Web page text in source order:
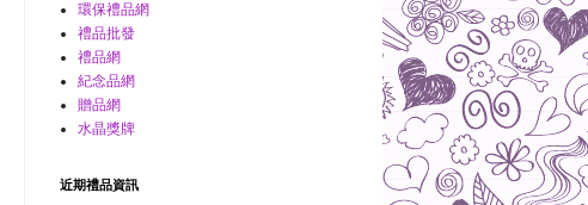
環保禮品網
禮品批發
禮品網
紀念品網
贈品網
水晶獎牌
近期禮品資訊